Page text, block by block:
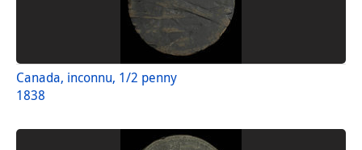
Canada, inconnu, 1/2 penny
1838